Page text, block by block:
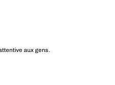
aux gens.